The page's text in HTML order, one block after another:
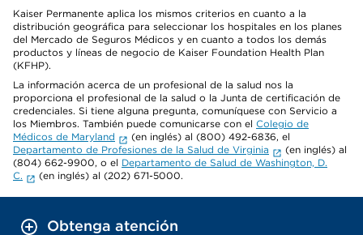
Kaiser Permanente aplica los mismos criterios en cuanto a la
distribución geográfica para seleccionar los hospitales en los planes
del Mercado de Seguros Médicos y en cuanto a todos los demás
productos y líneas de negocio de Kaiser Foundation Health Plan
(KFHP).
La información acerca de un profesional de la salud nos la
proporciona el profesional de la salud o la Junta de certificación de
credenciales. Si tiene alguna pregunta, comuníquese con Servicio a
los Miembros. También puede comunicarse con el Colegio de
Médicos de Maryland
(en inglés) al (800) 492-6836, el
Departamento de Profesiones de la Salud de Virginia
(en inglés) al
(804) 662-9900, o el Departamento de Salud de Washington, D.
C.
(en inglés) al (202) 671-5000.
Obtenga atención